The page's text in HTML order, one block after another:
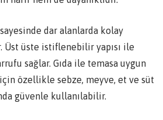
dar alanlarda kolay
Üst üste istiflenebilir yapısı ile
sağlar. Gıda ile temasa uygun
özellikle sebze, meyve, et ve süt
güvenle kullanılabilir.